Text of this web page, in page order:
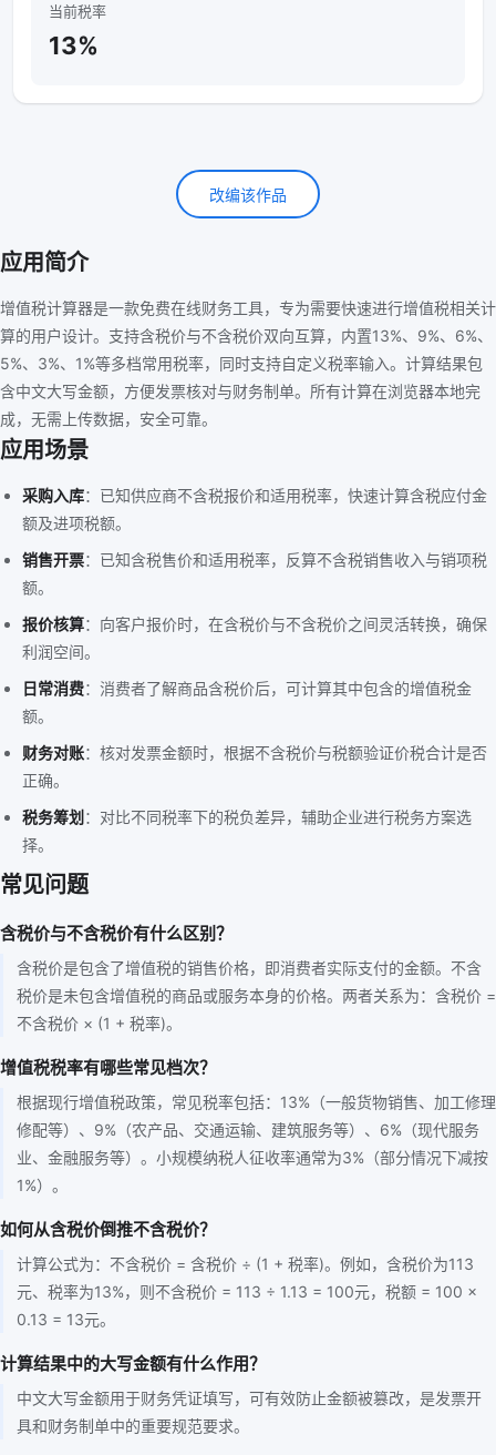
当前税率
13%
改编该作品
应用简介
增值税计算器是一款免费在线财务工具，专为需要快速进行增值税相关计
算的用户设计。支持含税价与不含税价双向互算，内置13%、9%、6%、
5%、3%、1%等多档常用税率，同时支持自定义税率输入。计算结果包
含中文大写金额，方便发票核对与财务制单。所有计算在浏览器本地完
成，无需上传数据，安全可靠。
应用场景
采购入库：已知供应商不含税报价和适用税率，快速计算含税应付金
额及进项税额。
销售开票：已知含税售价和适用税率，反算不含税销售收入与销项税
额。
报价核算：向客户报价时，在含税价与不含税价之间灵活转换，确保
利润空间。
日常消费：消费者了解商品含税价后，可计算其中包含的增值税金
额。
财务对账：核对发票金额时，根据不含税价与税额验证价税合计是否
正确。
税务筹划 ：对比不同税率下的税负差异，辅助企业进行税务方案选
择。
常见问题
含税价与不含税价有什么区别？
含税价是包含了增值税的销售价格，即消费者实际支付的金额。不含
税价是未包含增值税的商品或服务本身的价格。两者关系为：含税价 =
不含税价 × (1 + 税率)。
增值税税率有哪些常见档次？
根据现行增值税政策，常见税率包括：13%（一般货物销售、加工修理
修配等）、9%（农产品、交通运输、建筑服务等）、6%（现代服务
业、金融服务等）。小规模纳税人征收率通常为3%（部分情况下减按
1%）。
如何从含税价倒推不含税价？
计算公式为：不含税价 = 含税价 ÷ (1 + 税率)。例如，含税价为113
元、税率为13%，则不含税价 = 113 ÷ 1.13 = 100元，税额 = 100 ×
0.13 = 13元。
计算结果中的大写金额有什么作用？
中文大写金额用于财务凭证填写，可有效防止金额被篡改，是发票开
具和财务制单中的重要规范要求。